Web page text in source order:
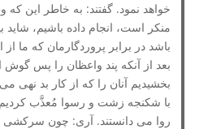
خواهد نمود. گفتند: به خاطر این که
منکر است، انجام داده باشیم، شاید
باشد در برابر پروردگارمان که ما از
بعد از آنکه پند واعظان را پس گوش
بخشیدیم آنان را که از کار بد نهی
با شکنجه زشت و رسوا مُعذَّب
روا می دانستند. آری: چون سرکشی